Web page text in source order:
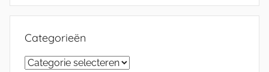
Categorieën
Categorieën